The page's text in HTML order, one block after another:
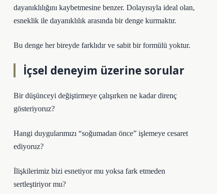
dayanıklılığını kaybetmesine benzer. Dolayısıyla ideal olan,
esneklik ile dayanıklılık arasında bir denge kurmaktır.
Bu denge her bireyde farklıdır ve sabit bir formülü yoktur.
İçsel deneyim üzerine sorular
Bir düşünceyi değiştirmeye çalışırken ne kadar direnç
gösteriyoruz?
Hangi duygularımızı “soğumadan önce” işlemeye cesaret
ediyoruz?
İlişkilerimiz bizi esnetiyor mu yoksa fark etmeden
sertleştiriyor mu?